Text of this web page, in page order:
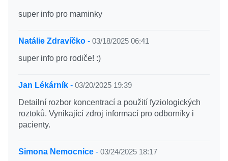
super info pro maminky
Natálie Zdravíčko - 03/18/2025 06:41
super info pro rodiče! :)
Jan Lékárník - 03/20/2025 19:39
Detailní rozbor koncentrací a použití fyziologických
roztoků. Vynikající zdroj informací pro odborníky i
pacienty.
Simona Nemocnice - 03/24/2025 18:17